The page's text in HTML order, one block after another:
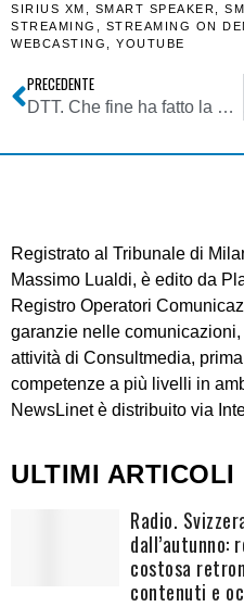
SIRIUS XM , SMART SPEAKER,
STREAMING , STREAMING ON
WEBCASTING , YOUTUBE
PRECEDENTE
DTT. Che fine ha fatto la 12^ rete nazionale dopo la del. 25/23/CONS che aveva previsto una nuova procedura per assegnazione diritto d’uso?
Registrato al Tribunale di
Massimo Lualdi, è edito da
Registro Operatori
garanzie nelle
attività di Consultmedia,
competenze a più livelli in
NewsLinet è distribuito via
ULTIMI ARTICOLI
Radio.
dall’autunno:
costosa
contenuti e